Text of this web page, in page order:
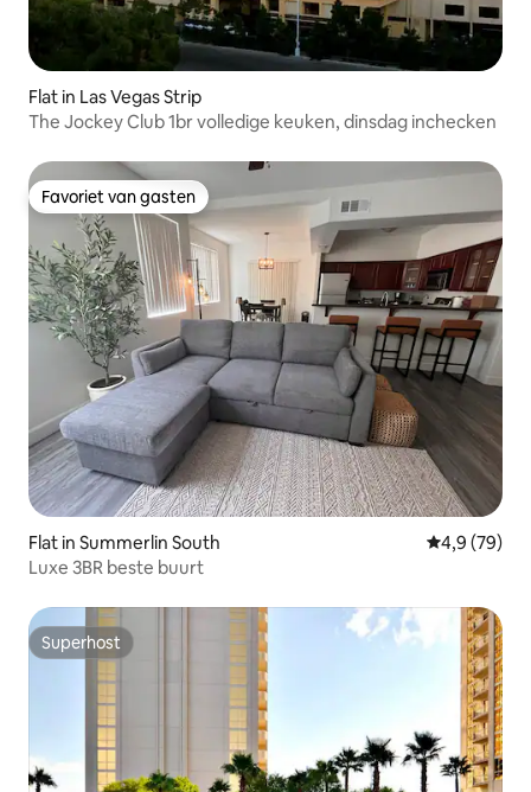
Flat in Las Vegas Strip
The Jockey Club 1br volledige keuken, dinsdag inchecken
Favoriet van gasten
Favoriet van gasten
Flat in Summerlin South Gemiddelde
4,9 (79)
Luxe 3BR beste buurt
Superhost
Superhost